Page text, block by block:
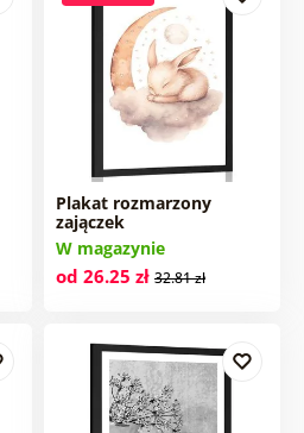
Plakat rozmarzony
zajączek
W magazynie
od 26.25 zł 32.81 zł